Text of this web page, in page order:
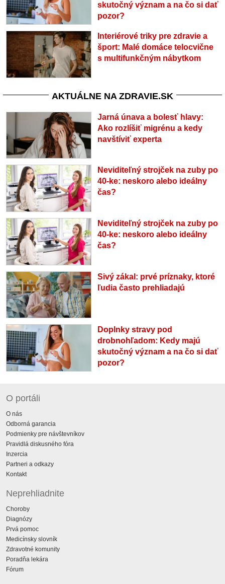
skutočný význam a na čo si dať
pozor?
Interiérové triky pre zdravie a
šport: Malé domáce telocvične
s multifunkčným nábytkom
AKTUÁLNE NA ZDRAVIE.SK
Jarná únava a bolesť hlavy:
Ako rozlíšiť migrénu a kedy
navštíviť experta
Neviditeľný strojček na zuby po
40-ke: neskoro alebo ideálny
čas?
Neviditeľný strojček na zuby po
40-ke: neskoro alebo ideálny
čas?
Sivý zákal: prvé príznaky, ktoré
ľudia často prehliadajú
Doplnky stravy pod
drobnohľadom: Kedy majú
skutočný význam a na čo si dať
pozor?
O portáli
O nás
Odborná garancia
Podmienky pre návštevníkov
Pravidlá diskusného fóra
Inzercia
Partneri a odkazy
Kontakt
Neprehliadnite
Choroby
Diagnózy
Prvá pomoc
Medicínsky slovník
Zdravotné komunity
Poradňa lekára
Fórum